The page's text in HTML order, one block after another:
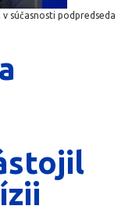
súčasnosti podpredseda